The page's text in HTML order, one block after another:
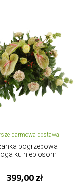
darmowa dostawa!
pogrzebowa –
ku niebiosom
399,00 zł